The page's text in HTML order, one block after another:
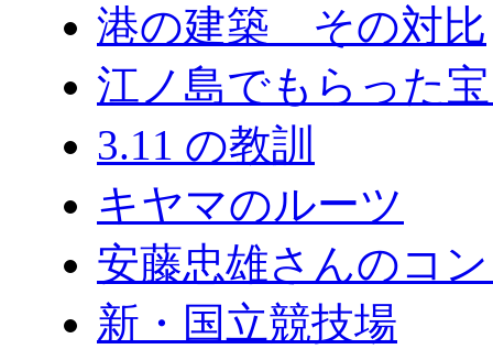
港の建築 その対比
江ノ島でもらった
3.11 の教訓
キヤマのルーツ
安藤忠雄さんのコ
新・国立競技場